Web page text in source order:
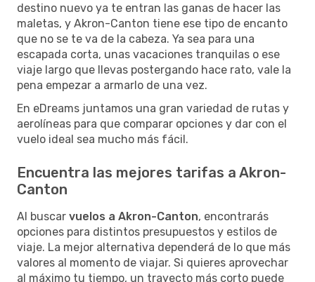
destino nuevo ya te entran las ganas de hacer las
maletas, y Akron-Canton tiene ese tipo de encanto
que no se te va de la cabeza. Ya sea para una
escapada corta, unas vacaciones tranquilas o ese
viaje largo que llevas postergando hace rato, vale la
pena empezar a armarlo de una vez.
En eDreams juntamos una gran variedad de rutas y
aerolíneas para que comparar opciones y dar con el
vuelo ideal sea mucho más fácil.
Encuentra las mejores tarifas a Akron-
Canton
Al buscar vuelos a Akron-Canton, encontrarás
opciones para distintos presupuestos y estilos de
viaje. La mejor alternativa dependerá de lo que más
valores al momento de viajar. Si quieres aprovechar
al máximo tu tiempo, un trayecto más corto puede